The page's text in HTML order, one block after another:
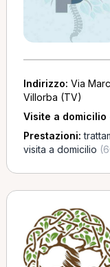
Indirizzo: Via
Villorba (TV)
Visite a domicilio
Prestazioni:
visita a domicilio